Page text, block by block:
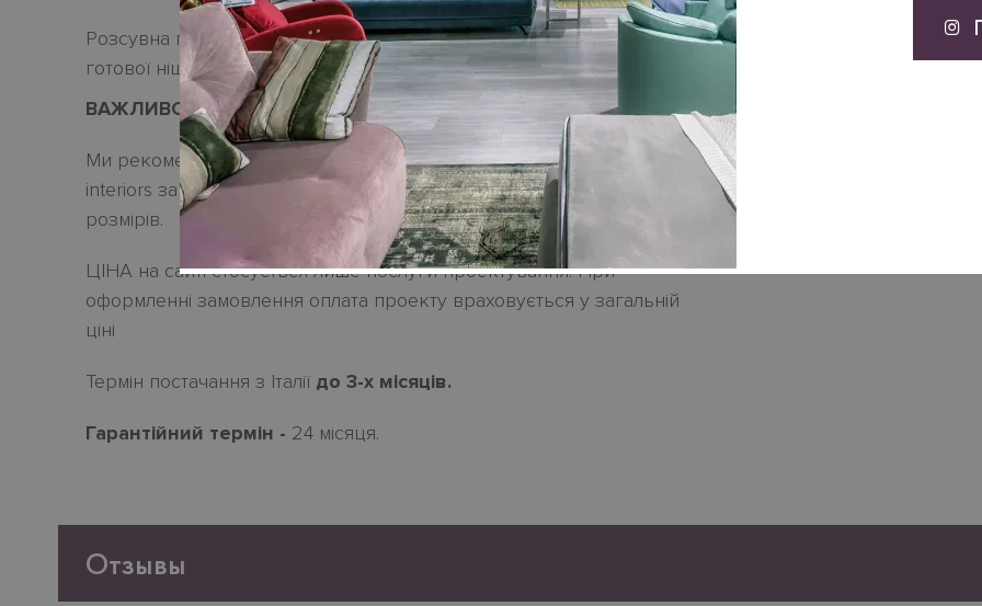
Розсувна перегородка можлива на 1, 2, 4 або 4 двері. Висота
готової ніші у стіні від251,5 смдо
308,4 см.
ВАЖЛИВО!
Ми рекомендуемо звертатися до менеджерів салону HABITARE
interiors за розробкою проекту згідно завдання та індивідуальних
розмірів.
ЦІНА на сайті стосується лише послуги проектування. При
оформленні замовлення оплата проекту враховується у загальній
ціні
Термін постачання з Італії до 3-х місяців.
Гарантійний термін - 24 місяця.
Отзывы